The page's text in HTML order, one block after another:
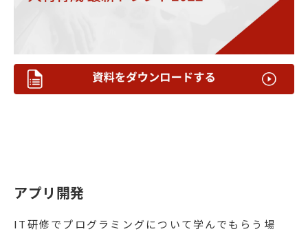
アプリ開発
IT研修でプログラミングについて学んでもらう場